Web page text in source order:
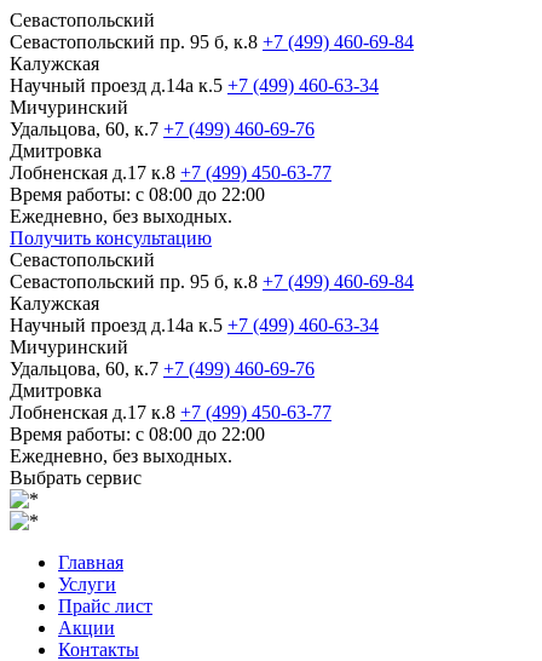
Севастопольский
Севастопольский пр. 95 б, к.8 +7 (499) 460-69-84
Калужская
Научный проезд д.14а к.5 +7 (499) 460-63-34
Мичуринский
Удальцова, 60, к.7 +7 (499) 460-69-76
Дмитровка
Лобненская д.17 к.8 +7 (499) 450-63-77
Время работы: с 08:00 до 22:00
Ежедневно, без выходных.
Получить консультацию
Севастопольский
Севастопольский пр. 95 б, к.8 +7 (499) 460-69-84
Калужская
Научный проезд д.14а к.5 +7 (499) 460-63-34
Мичуринский
Удальцова, 60, к.7 +7 (499) 460-69-76
Дмитровка
Лобненская д.17 к.8 +7 (499) 450-63-77
Время работы: с 08:00 до 22:00
Ежедневно, без выходных.
Выбрать сервис
Главная
Услуги
Прайс лист
Акции
Контакты